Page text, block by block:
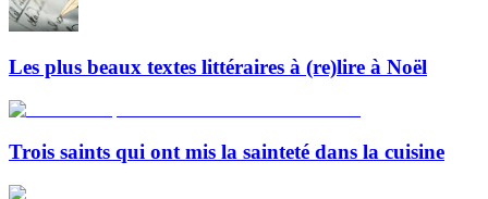
Les plus beaux textes littéraires à (re)lire à Noël
Trois saints qui ont mis la sainteté dans la cuisine